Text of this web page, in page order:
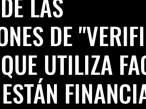
DE
UTILIZA